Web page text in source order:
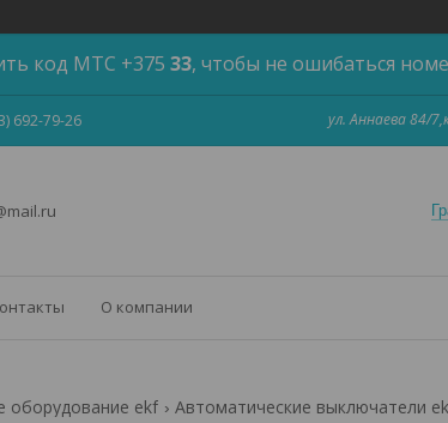
код МТС +375 33, чтобы не ошибаться
692-79-26 ул. Аннаева 84/
О компании
оборудование ekf Автоматические выключатели